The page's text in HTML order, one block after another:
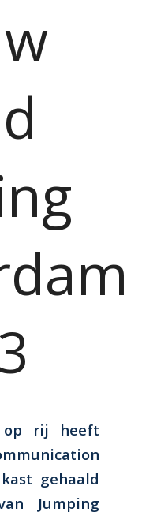
op rij heeft
gehaald
Jumping